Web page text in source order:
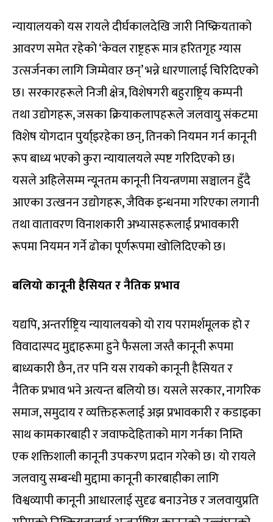
न्यायालयको यस रायले दीर्घकालदेखि जारी निष्क्रियताको
आवरण समेत रहेको ‘केवल राष्ट्रहरू मात्र हरितगृह ग्यास
उत्सर्जनका लागि जिम्मेवार छन्’ भन्ने धारणालाई चिरिदिएको
छ। सरकारहरूले निजी क्षेत्र, विशेषगरी बहुराष्ट्रिय कम्पनी
तथा उद्योगहरू, जसका क्रियाकलापहरूले जलवायु संकटमा
विशेष योगदान पुर्या्इरहेका छन्, तिनको नियमन गर्न कानूनी
रूप बाध्य भएको कुरा न्यायालयले स्पष्ट गरिदिएको छ।
यसले अहिलेसम्म न्यूनतम कानूनी नियन्त्रणमा सञ्चालन हुँदै
आएका उत्खनन उद्योगहरू, जैविक इन्धनमा गरिएका लगानी
तथा वातावरण विनाशकारी अभ्यासहरूलाई प्रभावकारी
रूपमा नियमन गर्ने ढोका पूर्णरूपमा खोलिदिएको छ।
बलियो कानूनी हैसियत र नैतिक प्रभाव
यद्यपि, अन्तर्राष्ट्रिय न्यायालयको यो राय परामर्शमूलक हो र
विवादास्पद मुद्दाहरूमा हुने फैसला जस्तै कानूनी रूपमा
बाध्यकारी छैन, तर पनि यस रायको कानूनी हैसियत र
नैतिक प्रभाव भने अत्यन्त बलियो छ। यसले सरकार, नागरिक
समाज, समुदाय र व्यक्तिहरूलाई अझ प्रभावकारी र कडाइका
साथ कामकारबाही र जवाफदेहिताको माग गर्नका निम्ति
एक शक्तिशाली कानूनी उपकरण प्रदान गरेको छ। यो रायले
जलवायु सम्बन्धी मुद्दामा कानूनी कारबाहीका लागि
विश्वव्यापी कानूनी आधारलाई सुदृढ बनाउनेछ र जलवायुप्रति